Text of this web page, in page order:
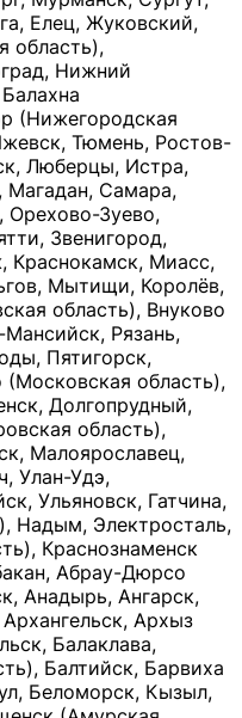
Елец, Жуковский,
область),
Нижний
(Нижегородская
Тюмень, Ростов-
Люберцы, Истра,
Магадан, Самара,
Орехово-Зуево,
Звенигород,
Краснокамск, Миасс,
Мытищи, Королёв,
область), Внуково
Рязань,
Пятигорск,
область),
Долгопрудный,
область),
Малоярославец,
Улан-Удэ,
Ульяновск, Гатчина,
Надым, Электросталь,
Краснознаменск
Абрау-Дюрсо
Анадырь, Ангарск,
Архыз
Балаклава,
Балтийск, Барвиха
Беломорск, Кызыл,